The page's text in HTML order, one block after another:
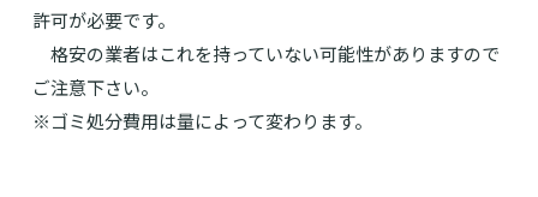
許可が必要です。
格安の業者はこれを持っていない可能性がありますので
ご注意下さい。
※ゴミ処分費用は量によって変わります。